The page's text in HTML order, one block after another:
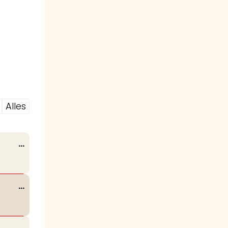
Alles
...Wissel
metabox.
...Wissel
metabox.